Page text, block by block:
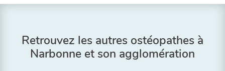
Retrouvez les autres ostéopathes à
Narbonne et son agglomération